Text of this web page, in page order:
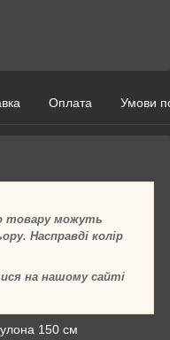
Оплата Умови
товару можуть
Насправді колір
на нашому сайті
150 см